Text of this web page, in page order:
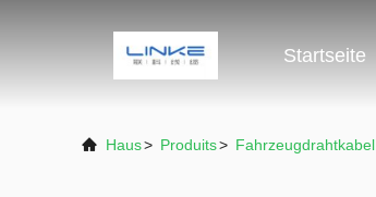
Startseite
Haus> Produits> Fahrzeugdrahtkabel